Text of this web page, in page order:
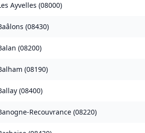
Ayvelles (08000)
(08430)
(08200)
(08190)
(08400)
Recouvrance (08220)